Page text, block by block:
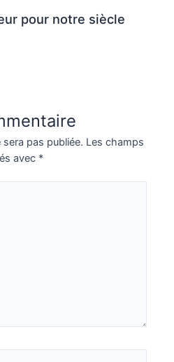
pour notre siècle
pas publiée. Les champs
avec *